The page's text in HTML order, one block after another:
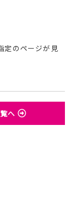
のページが見
へ